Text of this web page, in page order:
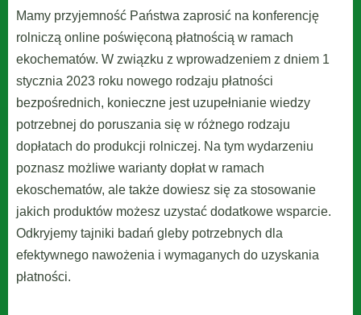
Mamy przyjemność Państwa zaprosić na konferencję
rolniczą online poświęconą płatnością w ramach
ekochematów. W związku z wprowadzeniem z dniem 1
stycznia 2023 roku nowego rodzaju płatności
bezpośrednich, konieczne jest uzupełnianie wiedzy
potrzebnej do poruszania się w różnego rodzaju
dopłatach do produkcji rolniczej. Na tym wydarzeniu
poznasz możliwe warianty dopłat w ramach
ekoschematów, ale także dowiesz się za stosowanie
jakich produktów możesz uzystać dodatkowe wsparcie.
Odkryjemy tajniki badań gleby potrzebnych dla
efektywnego nawożenia i wymaganych do uzyskania
płatności.